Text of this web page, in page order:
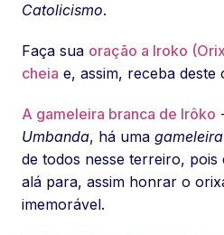
Catolicismo.
Faça sua oração a Iroko
cheia e, assim, receba
A gameleira branca de Irôko
Umbanda, há uma
de todos nesse terreiro, pois
alá para, assim honrar o
imemorável.